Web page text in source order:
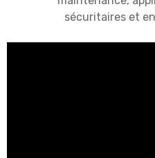
sécuritaires et